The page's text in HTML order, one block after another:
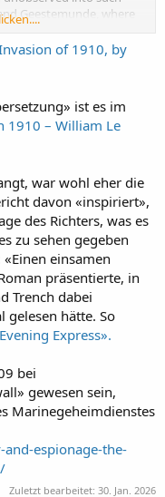
Geestemunde, where
with ample railway
particular comment,
for the transport of
every canal, river, and
of flats and barges,
and filled with
activity, and almost
what was really in
of war in England,
Beneath the
Borkum, Juist,
preparations for the
of 1910, by
ist es im
1910 – William Le
war wohl eher die
davon «inspiriert»,
des Richters, was es
zu sehen gegeben
einsamen
präsentierte, in
Trench dabei
gelesen hätte. So
Express».
bei
gewesen sein,
Marinegeheimdienstes
espionage-the-
Zuletzt bearbeitet: 30. Jan. 2026